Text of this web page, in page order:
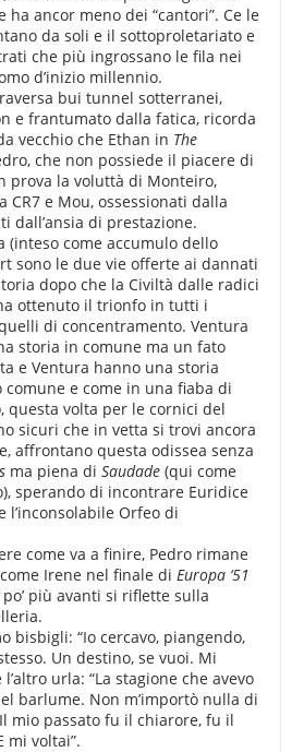
ancor meno dei “cantori”. Ce le
da soli e il sottoproletariato e
che più ingrossano le fila nei
d’inizio millennio.
bui tunnel sotterranei,
e frantumato dalla fatica, ricorda
vecchio che Ethan in The
che non possiede il piacere di
prova la voluttà di Monteiro,
CR7 e Mou, ossessionati dalla
dall’ansia di prestazione.
(inteso come accumulo dello
sono le due vie offerte ai dannati
dopo che la Civiltà dalle radici
ottenuto il trionfo in tutti i
di concentramento. Ventura
storia in comune ma un fato
e Ventura hanno una storia
e come in una fiaba di
questa volta per le cornici del
sicuri che in vetta si trovi ancora
affrontano questa odissea senza
ma piena diSaudade (qui come
sperando di incontrare Euridice
l’inconsolabile Orfeo di
come va a finire, Pedro rimane
Irene nel finale diEuropa ‘51
più avanti si riflette sulla
bisbigli: “Io cercavo, piangendo,
Un destino, se vuoi. Mi
urla: “La stagione che avevo
barlume. Non m’importò nulla di
mio passato fu il chiarore, fu il
mi voltai”.